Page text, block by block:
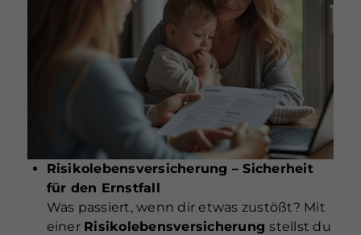
Risikolebensversicherung – Sicherheit
für den Ernstfall
Was passiert, wenn dir etwas zustößt? Mit
einer Risikolebensversicherungstellst du